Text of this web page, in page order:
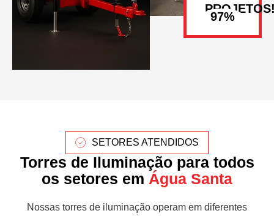
SETORES ATENDIDOS
Torres de Iluminação para todos
os setores em Água Santa
Nossas torres de iluminação operam em diferentes